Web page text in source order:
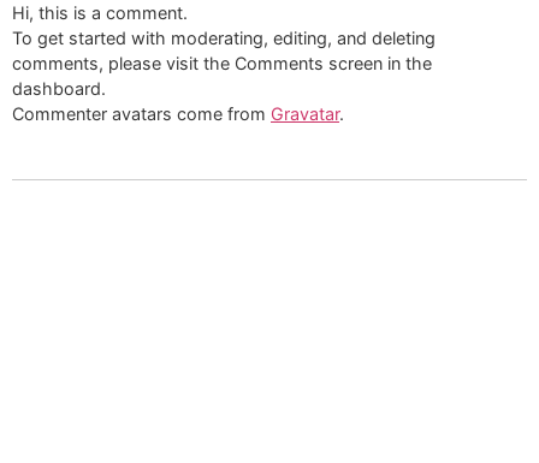
Hi, this is a comment.
To get started with moderating, editing, and deleting
comments, please visit the Comments screen in the
dashboard.
Commenter avatars come from Gravatar.